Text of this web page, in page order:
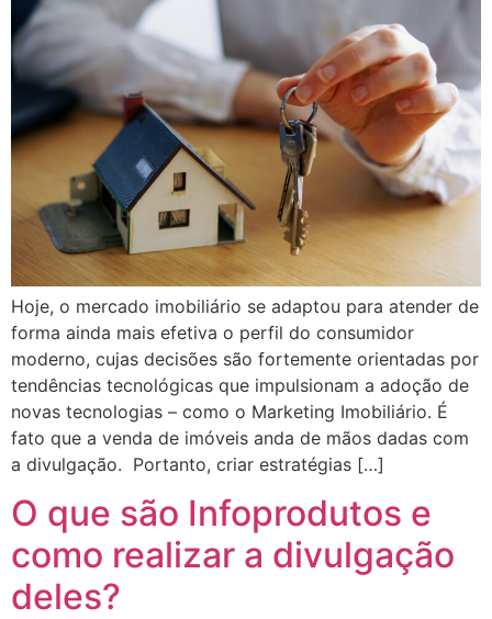
Hoje, o mercado imobiliário se adaptou para atender de
forma ainda mais efetiva o perfil do consumidor
moderno, cujas decisões são fortemente orientadas por
tendências tecnológicas que impulsionam a adoção de
novas tecnologias – como o Marketing Imobiliário. É
fato que a venda de imóveis anda de mãos dadas com
a divulgação. Portanto, criar estratégias […]
O que são Infoprodutos e
como realizar a divulgação
deles?